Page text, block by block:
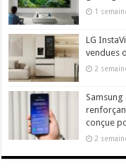
1
LG
vendues
2
conçue
2